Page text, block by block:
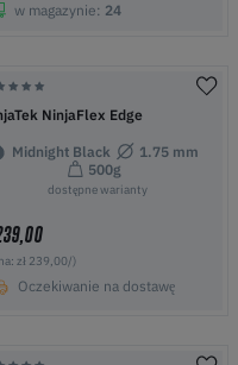
w magazynie: 24
NinjaFlex Edge
Midnight Black
1.75 mm
500g
dostępne warianty
zł 239,00/)
Oczekiwanie na dostawę